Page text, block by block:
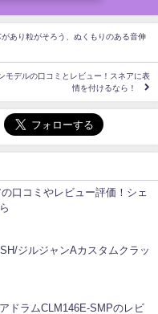
あり粒がそろう、ぬくもりのある音伸
モデルの口コミとレビュー！スネアに表
情を付けるなら！
口コミやレビュー評価！シェ
ジルジャンAカスタムクラッ
ドラムCLM146E-SMPのレビ